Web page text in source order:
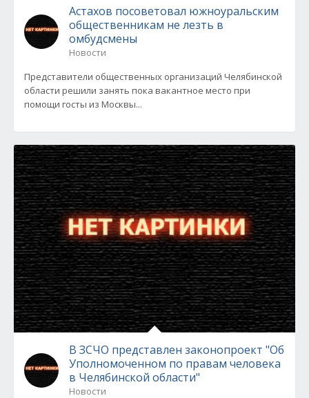
Астахов посоветовал южноуральским
общественникам не лезть в
омбудсмены
Новости
Представители общественных организаций Челябинской
области решили занять пока вакантное место при
помощи госты из Москвы...
В ЗСЧО представлен законопроект "Об
Уполномоченном по правам человека
в Челябинской области"
Новости